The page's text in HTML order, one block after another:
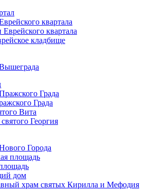
квартала
квартала
кладбище
Града
Града
Вита
Георгия
Города
площадь
дом
храм святых Кирилла и Мефодия